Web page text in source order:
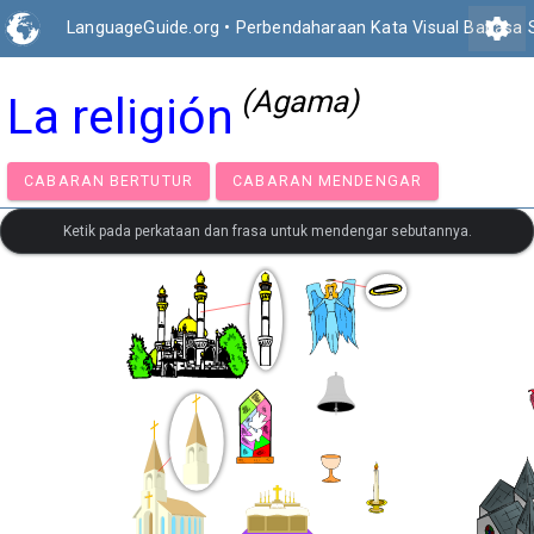
LanguageGuide.org • Perbendaharaan Kata Visual Bahasa
settings
La religión (Agama)
CABARAN BERTUTUR CABARAN MENDENGAR
Ketik pada perkataan dan frasa untuk mendengar sebutannya.